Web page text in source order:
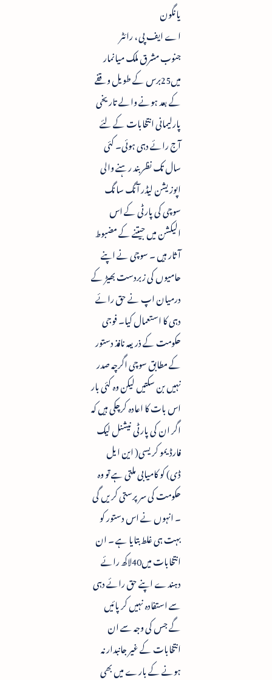
یانگون
اے ایف پی ، رائٹر
جنوب مشرق ملک میانمار
میں25برس کے طویل وقفے
کے بعد ہونے والے تاریخی
پارلیمانی انتخابات کے لئے
آج رائے دہی ہوئی۔ کئی
سال تک نظربند رہنے والی
اپوزیشن لیڈر آنگ سانگ
سوچی کی پارٹی کے اس
الیکشن میں جیتنے کے مضبوط
آثار ہیں ۔ سوچی نے اپنے
حامیوں کی زبردست بھیڑ کے
درمیان اپ نے حق رائے
دہی کا استعمال کیا۔ فوجی
حکومت کے ذریعہ نافذ دستور
کے مطابق سوچی اگرچہ صدر
نہیں بن سکتیں لیکن وہ کئی بار
اس بات کا اعادہ کرچکی ہیں کہ
اگر ان کی پارٹی نیشنل لیک
فارڈیمو کریسی( این ایل
ڈی) کو کامیابی ملتی ہے تو وہ
حکومت کی سرپرستی کریں گی
۔ انہوں نے اس دستور کو
بہت ہی غلط بتایا ہے ۔ ان
انتخابات میں40لاکھ رائے
دہندے اپنے حق رائے دہی
سے استفادہ نہیں کرپائیں
گے جس کی وجہ سے ان
انتخابات کے غیر جانبدار نہ
ہونے کے بارے میں بھی